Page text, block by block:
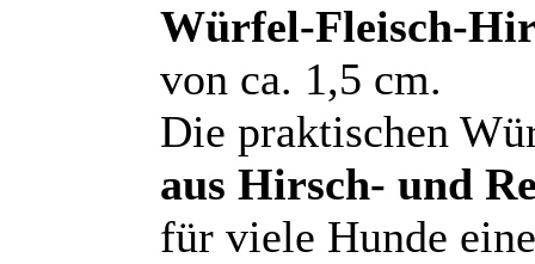
Würfel-Fleisch-
von ca. 1,5 cm.
Die praktischen
aus Hirsch- und
für viele Hunde